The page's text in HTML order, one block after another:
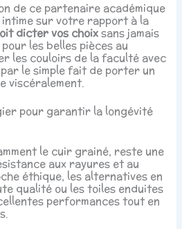
de ce partenaire académique
intime sur votre rapport à la
dicter vos choixsans jamais
les belles pièces au
les couloirs de la faculté avec
le simple fait de porter un
viscéralement.
pour garantir la longévité
le cuir grainé, reste une
aux rayures et au
éthique, les alternatives en
qualité ou les toiles enduites
performances tout en